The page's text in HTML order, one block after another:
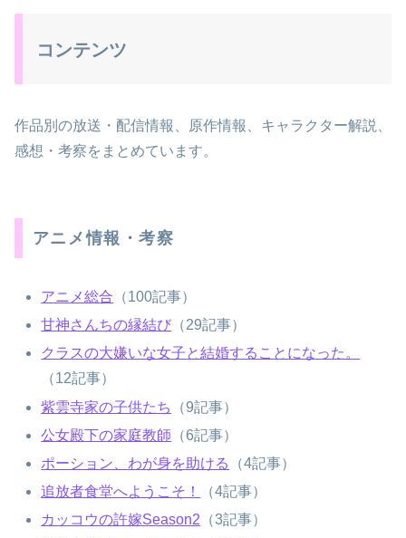
コンテンツ
作品別の放送・配信情報、原作情報、キャラクター解説、
感想・考察をまとめています。
アニメ情報・考察
アニメ総合 （100記事）
甘神さんちの縁結び （29記事）
クラスの大嫌いな女子と結婚することになった。
（12記事）
紫雲寺家の子供たち
（9記事）
公女殿下の家庭教師 （6記事）
ポーション、わが身を助ける
（4記事）
追放者食堂へようこそ！
（4記事）
カッコウの許嫁Season2 （3記事）